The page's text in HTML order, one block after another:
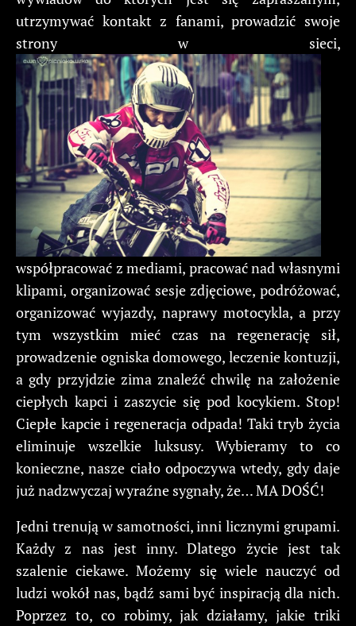
utrzymywać kontakt z fanami, prowadzić swoje
strony w sieci,
współpracować z mediami, pracować nad własnymi
klipami, organizować sesje zdjęciowe, podróżować,
organizować wyjazdy, naprawy motocykla, a przy
tym wszystkim mieć czas na regenerację sił,
prowadzenie ogniska domowego, leczenie kontuzji,
a gdy przyjdzie zima znaleźć chwilę na założenie
ciepłych kapci i zaszycie się pod kocykiem. Stop!
Ciepłe kapcie i regeneracja odpada! Taki tryb życia
eliminuje wszelkie luksusy. Wybieramy to co
konieczne, nasze ciało odpoczywa wtedy, gdy daje
już nadzwyczaj wyraźne sygnały, że… MA DOŚĆ!
Jedni trenują w samotności, inni licznymi grupami.
Każdy z nas jest inny. Dlatego życie jest tak
szalenie ciekawe. Możemy się wiele nauczyć od
ludzi wokół nas, bądź sami być inspiracją dla nich.
Poprzez to, co robimy, jak działamy, jakie triki